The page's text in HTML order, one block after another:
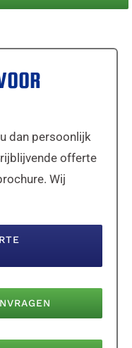
dan persoonlijk
offerte
Wij